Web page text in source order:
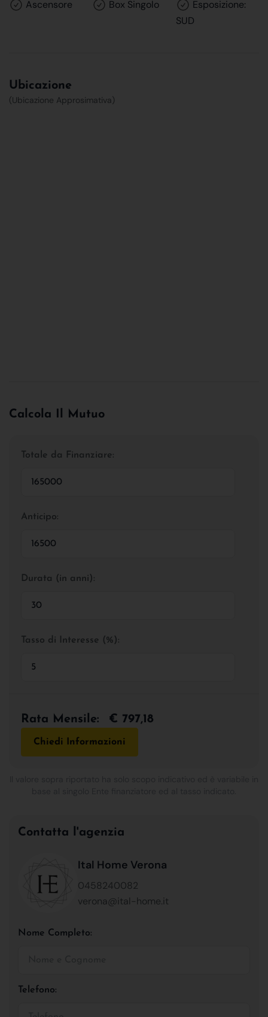
Ascensore Box Singolo
Esposizione:
SUD
Ubicazione
(Ubicazione Approsimativa)
Calcola Il Mutuo
Totale da Finanziare:
Anticipo:
Durata (in anni):
Tasso di Interesse (%):
Rata Mensile: € 797,18
Chiedi Informazioni
Contatta l'agenzia
Ital Home Verona
0458240082
verona@ital-home.it
Nome Completo:
Telefono: